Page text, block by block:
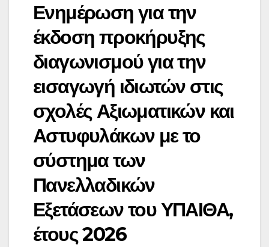
Ενημέρωση για την
έκδοση προκήρυξης
διαγωνισμού για την
εισαγωγή ιδιωτών στις
σχολές Αξιωματικών και
Αστυφυλάκων με το
σύστημα των
Πανελλαδικών
Εξετάσεων του ΥΠΑΙΘΑ,
έτους 2026